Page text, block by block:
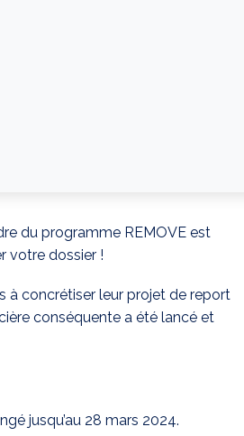
du programme REMOVE est
votre dossier !
à concrétiser leur projet de report
conséquente a été lancé et
jusqu’au 28 mars 2024.